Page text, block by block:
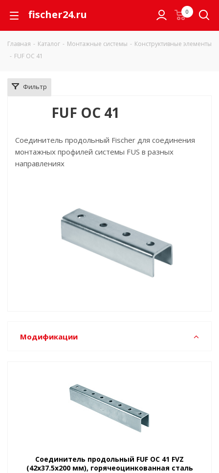
fischer24.ru 0
Главная - Каталог - Монтажные системы - Конструктивные элементы
- FUF OC 41
Фильтр
FUF OC 41
Соединитель продольный Fischer для соединения
монтажных профилей системы FUS в разных
направлениях
Модификации
Соединитель продольный FUF OC 41 FVZ
(42x37.5x200 мм), горячеоцинкованная сталь